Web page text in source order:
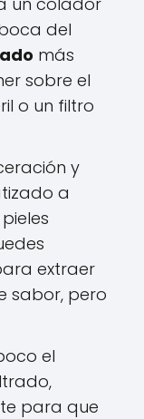
del
más
sobre el
o un filtro
y
a
extraer
sabor, pero
el
para que